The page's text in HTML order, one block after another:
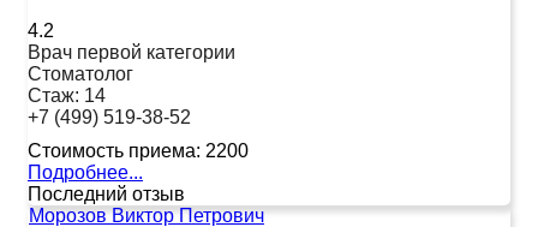
4.2
Врач первой категории
Стоматолог
Стаж: 14
+7 (499) 519-38-52
Стоимость приема: 2200
Подробнее...
Последний отзыв
Морозов Виктор Петрович